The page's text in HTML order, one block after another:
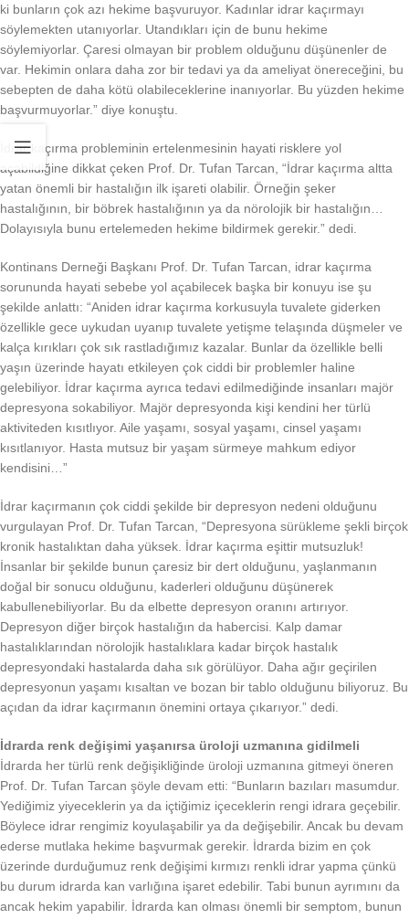
ki bunların çok azı hekime başvuruyor. Kadınlar idrar kaçırmayı
söylemekten utanıyorlar. Utandıkları için de bunu hekime
söylemiyorlar. Çaresi olmayan bir problem olduğunu düşünenler de
var. Hekimin onlara daha zor bir tedavi ya da ameliyat önereceğini, bu
sebepten de daha kötü olabileceklerine inanıyorlar. Bu yüzden hekime
başvurmuyorlar.” diye konuştu.
İdrar kaçırma probleminin ertelenmesinin hayati risklere yol
açabildiğine dikkat çeken Prof. Dr. Tufan Tarcan, “İdrar kaçırma altta
yatan önemli bir hastalığın ilk işareti olabilir. Örneğin şeker
hastalığının, bir böbrek hastalığının ya da nörolojik bir hastalığın…
Dolayısıyla bunu ertelemeden hekime bildirmek gerekir.” dedi.
Kontinans Derneği Başkanı Prof. Dr. Tufan Tarcan, idrar kaçırma
sorununda hayati sebebe yol açabilecek başka bir konuyu ise şu
şekilde anlattı: “Aniden idrar kaçırma korkusuyla tuvalete giderken
özellikle gece uykudan uyanıp tuvalete yetişme telaşında düşmeler ve
kalça kırıkları çok sık rastladığımız kazalar. Bunlar da özellikle belli
yaşın üzerinde hayatı etkileyen çok ciddi bir problemler haline
gelebiliyor. İdrar kaçırma ayrıca tedavi edilmediğinde insanları majör
depresyona sokabiliyor. Majör depresyonda kişi kendini her türlü
aktiviteden kısıtlıyor. Aile yaşamı, sosyal yaşamı, cinsel yaşamı
kısıtlanıyor. Hasta mutsuz bir yaşam sürmeye mahkum ediyor
kendisini…”
İdrar kaçırmanın çok ciddi şekilde bir depresyon nedeni olduğunu
vurgulayan Prof. Dr. Tufan Tarcan, “Depresyona sürükleme şekli birçok
kronik hastalıktan daha yüksek. İdrar kaçırma eşittir mutsuzluk!
İnsanlar bir şekilde bunun çaresiz bir dert olduğunu, yaşlanmanın
doğal bir sonucu olduğunu, kaderleri olduğunu düşünerek
kabullenebiliyorlar. Bu da elbette depresyon oranını artırıyor.
Depresyon diğer birçok hastalığın da habercisi. Kalp damar
hastalıklarından nörolojik hastalıklara kadar birçok hastalık
depresyondaki hastalarda daha sık görülüyor. Daha ağır geçirilen
depresyonun yaşamı kısaltan ve bozan bir tablo olduğunu biliyoruz. Bu
açıdan da idrar kaçırmanın önemini ortaya çıkarıyor.” dedi.
İdrarda renk değişimi yaşanırsa üroloji uzmanına gidilmeli
İdrarda her türlü renk değişikliğinde üroloji uzmanına gitmeyi öneren
Prof. Dr. Tufan Tarcan şöyle devam etti: “Bunların bazıları masumdur.
Yediğimiz yiyeceklerin ya da içtiğimiz içeceklerin rengi idrara geçebilir.
Böylece idrar rengimiz koyulaşabilir ya da değişebilir. Ancak bu devam
ederse mutlaka hekime başvurmak gerekir. İdrarda bizim en çok
üzerinde durduğumuz renk değişimi kırmızı renkli idrar yapma çünkü
bu durum idrarda kan varlığına işaret edebilir. Tabi bunun ayrımını da
ancak hekim yapabilir. İdrarda kan olması önemli bir semptom, bunun